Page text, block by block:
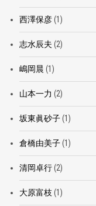
西澤保彦(1)
志水辰夫 (2)
嶋岡晨 (1)
山本一力 (2)
坂東眞砂子(1)
倉橋由美子(1)
清岡卓行(2)
大原富枝 (1)